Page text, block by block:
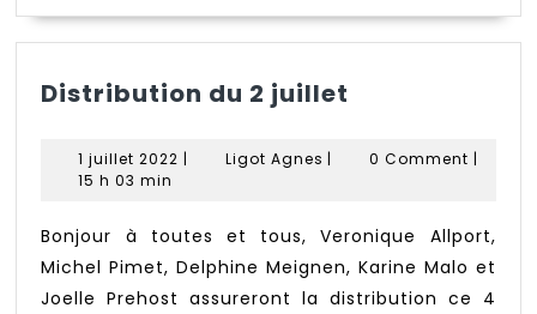
Distribution du 2 juillet
1 juillet 2022 1| Ligot Agnes Ligot
| 0 Comment |
15 h 03 min
Bonjour à toutes et tous, Veronique Allport,
Michel Pimet, Delphine Meignen, Karine Malo et
Joelle Prehost assureront la distribution ce 4